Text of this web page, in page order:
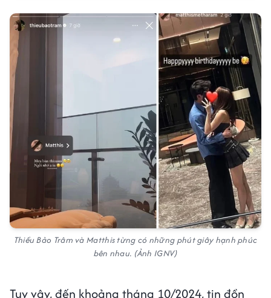
Thiều Bảo Trâm và Matthis từng có những phút giây hạnh phúc
bên nhau. (Ảnh IGNV)
Tuy vậy, đến khoảng tháng 10/2024, tin đồn